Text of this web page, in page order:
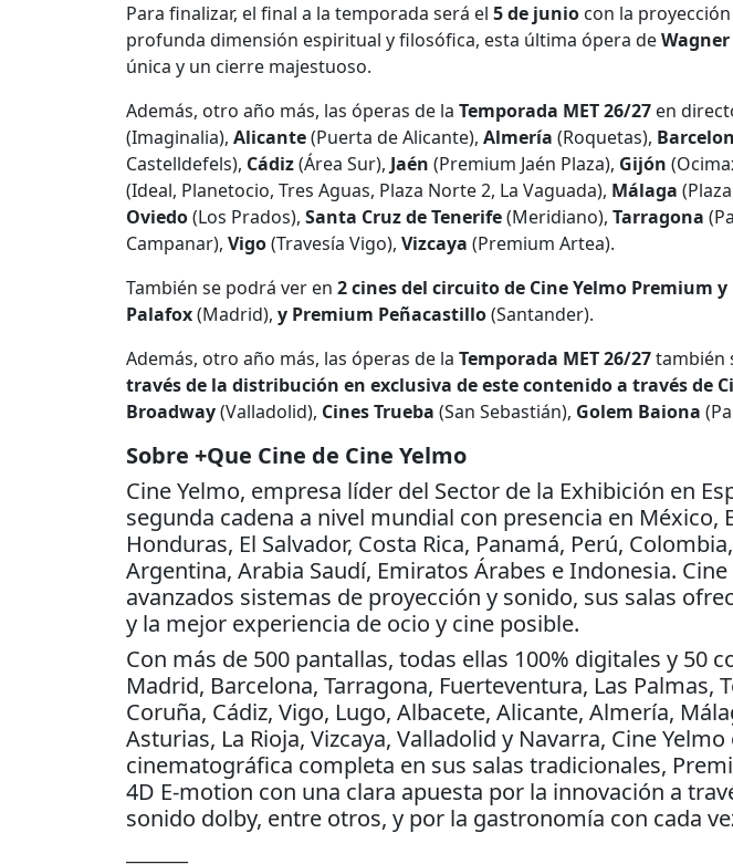
Para finalizar, el final a la temporada será el 5 de junio con la
profunda dimensión espiritual y filosófica, esta última ópera deWagner
única y un cierre majestuoso.
Además, otro año más, las óperas de la Temporada MET26/27 en
(Imaginalia), Alicante(Puerta de Alicante), Almería (Roquetas),
Castelldefels), Cádiz(Área Sur), Jaén (Premium Jaén Plaza), Gijón
(Ideal, Planetocio, Tres Aguas, Plaza Norte 2, La Vaguada), Málaga
Oviedo(Los Prados), Santa Cruz de Tenerife(Meridiano), Tarragona
Campanar), Vigo(Travesía Vigo), Vizcaya (Premium Artea).
También se podrá ver en 2 cines del circuito de Cine Yelmo Premium
Palafox(Madrid), y Premium Peñacastillo(Santander).
Además, otro año más, las óperas de la Temporada MET26/27también
través de la distribución en exclusiva de este contenido a través de
Broadway(Valladolid), Cines Trueba (San Sebastián), Golem Baiona
Sobre +Que Cine de Cine Yelmo
Cine Yelmo, empresa líder del Sector de la Exhibición en
segunda cadena a nivel mundial con presencia en México,
Honduras, El Salvador, Costa Rica, Panamá, Perú,
Argentina, Arabia Saudí, Emiratos Árabes e Indonesia.
avanzados sistemas de proyección y sonido, sus salas
y la mejor experiencia de ocio y cine posible.
Con más de 500 pantallas, todas ellas 100% digitales y 50
Madrid, Barcelona, Tarragona, Fuerteventura, Las Palmas,
Coruña, Cádiz, Vigo, Lugo, Albacete, Alicante, Almería,
Asturias, La Rioja, Vizcaya, Valladolid y Navarra, Cine
cinematográfica completa en sus salas tradicionales,
4D E-motion con una clara apuesta por la innovación a
sonido dolby, entre otros, y por la gastronomía con cada